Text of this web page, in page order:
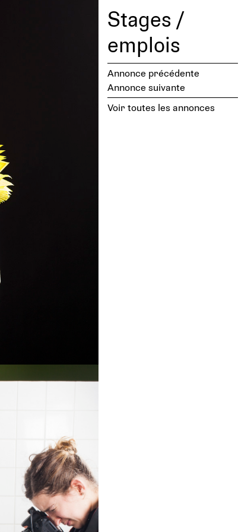
Stages /
emplois
Annonce précédente
Annonce suivante
Voir toutes les annonces